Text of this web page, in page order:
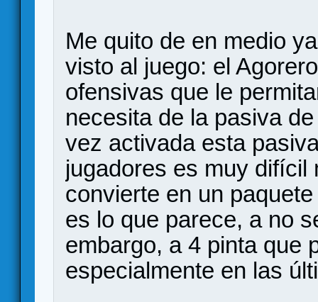
Me quito de en medio
visto al juego: el
ofensivas que le
necesita de la pasiva
vez activada esta
jugadores es muy
convierte en un
es lo que parece, a no
embargo, a 4 pinta que
especialmente en las